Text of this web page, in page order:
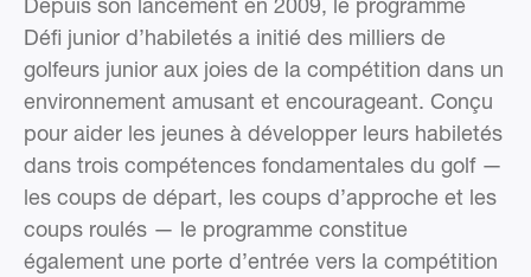
Défi junior d’habiletés a initié des milliers de
golfeurs junior aux joies de la compétition dans un
environnement amusant et encourageant. Conçu
pour aider les jeunes à développer leurs habiletés
dans trois compétences fondamentales du golf —
les coups de départ, les coups d’approche et les
coups roulés — le programme constitue
également une porte d’entrée vers la compétition